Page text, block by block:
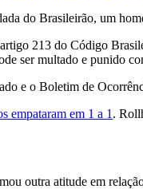
do Brasileirão, um
213 do Código
ser multado e punido
e o Boletim de
empataram em 1 a 1 .
outra atitude em